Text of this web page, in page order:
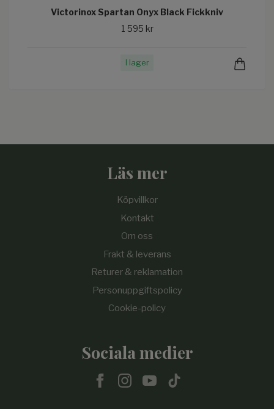
Victorinox Spartan Onyx Black Fickkniv
1 595 kr
I lager
Läs mer
Köpvillkor
Kontakt
Om oss
Frakt & leverans
Returer & reklamation
Personuppgiftspolicy
Cookie-policy
Sociala medier